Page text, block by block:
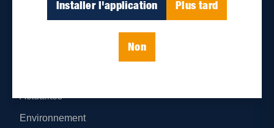
Installer l'application Plus tard
Non
Parutions numériques
Actualités
Environnement